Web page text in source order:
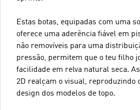
Estas botas, equipadas com uma
oferece uma aderência fiável em
não removíveis para uma
pressão, permitem que o teu filho
facilidade em relva natural seca.
2D realçam o visual, reproduzindo
design dos modelos de topo.